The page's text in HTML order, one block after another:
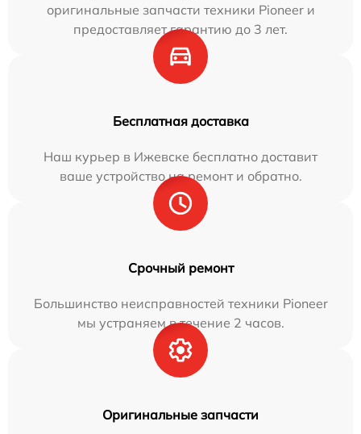
оригинальные запчасти техники Pioneer и
предоставляет гарантию до 3 лет.
Бесплатная доставка
Наш курьер в Ижевске бесплатно доставит
ваше устройство на ремонт и обратно.
Срочный ремонт
Большинство неисправностей техники Pioneer
мы устраняем в течение 2 часов.
Оригинальные запчасти